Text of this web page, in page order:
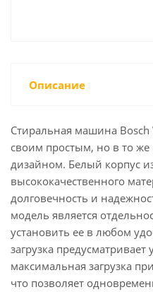
Описание
Стиральная машина Bosch
своим простым, но в то
дизайном. Белый корпус
высококачественного
долговечность и
модель является
установить ее в любом
загрузка
максимальная загрузка
что позволяет